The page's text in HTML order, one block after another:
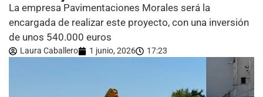
La empresa Pavimentaciones Morales será la
encargada de realizar este proyecto, con una inversión
de unos 540.000 euros
Laura Caballero 1 junio, 2026 17:23